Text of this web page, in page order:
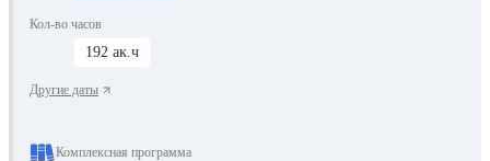
Кол-во часов
192 ак.ч
Другие даты
Комплексная программа